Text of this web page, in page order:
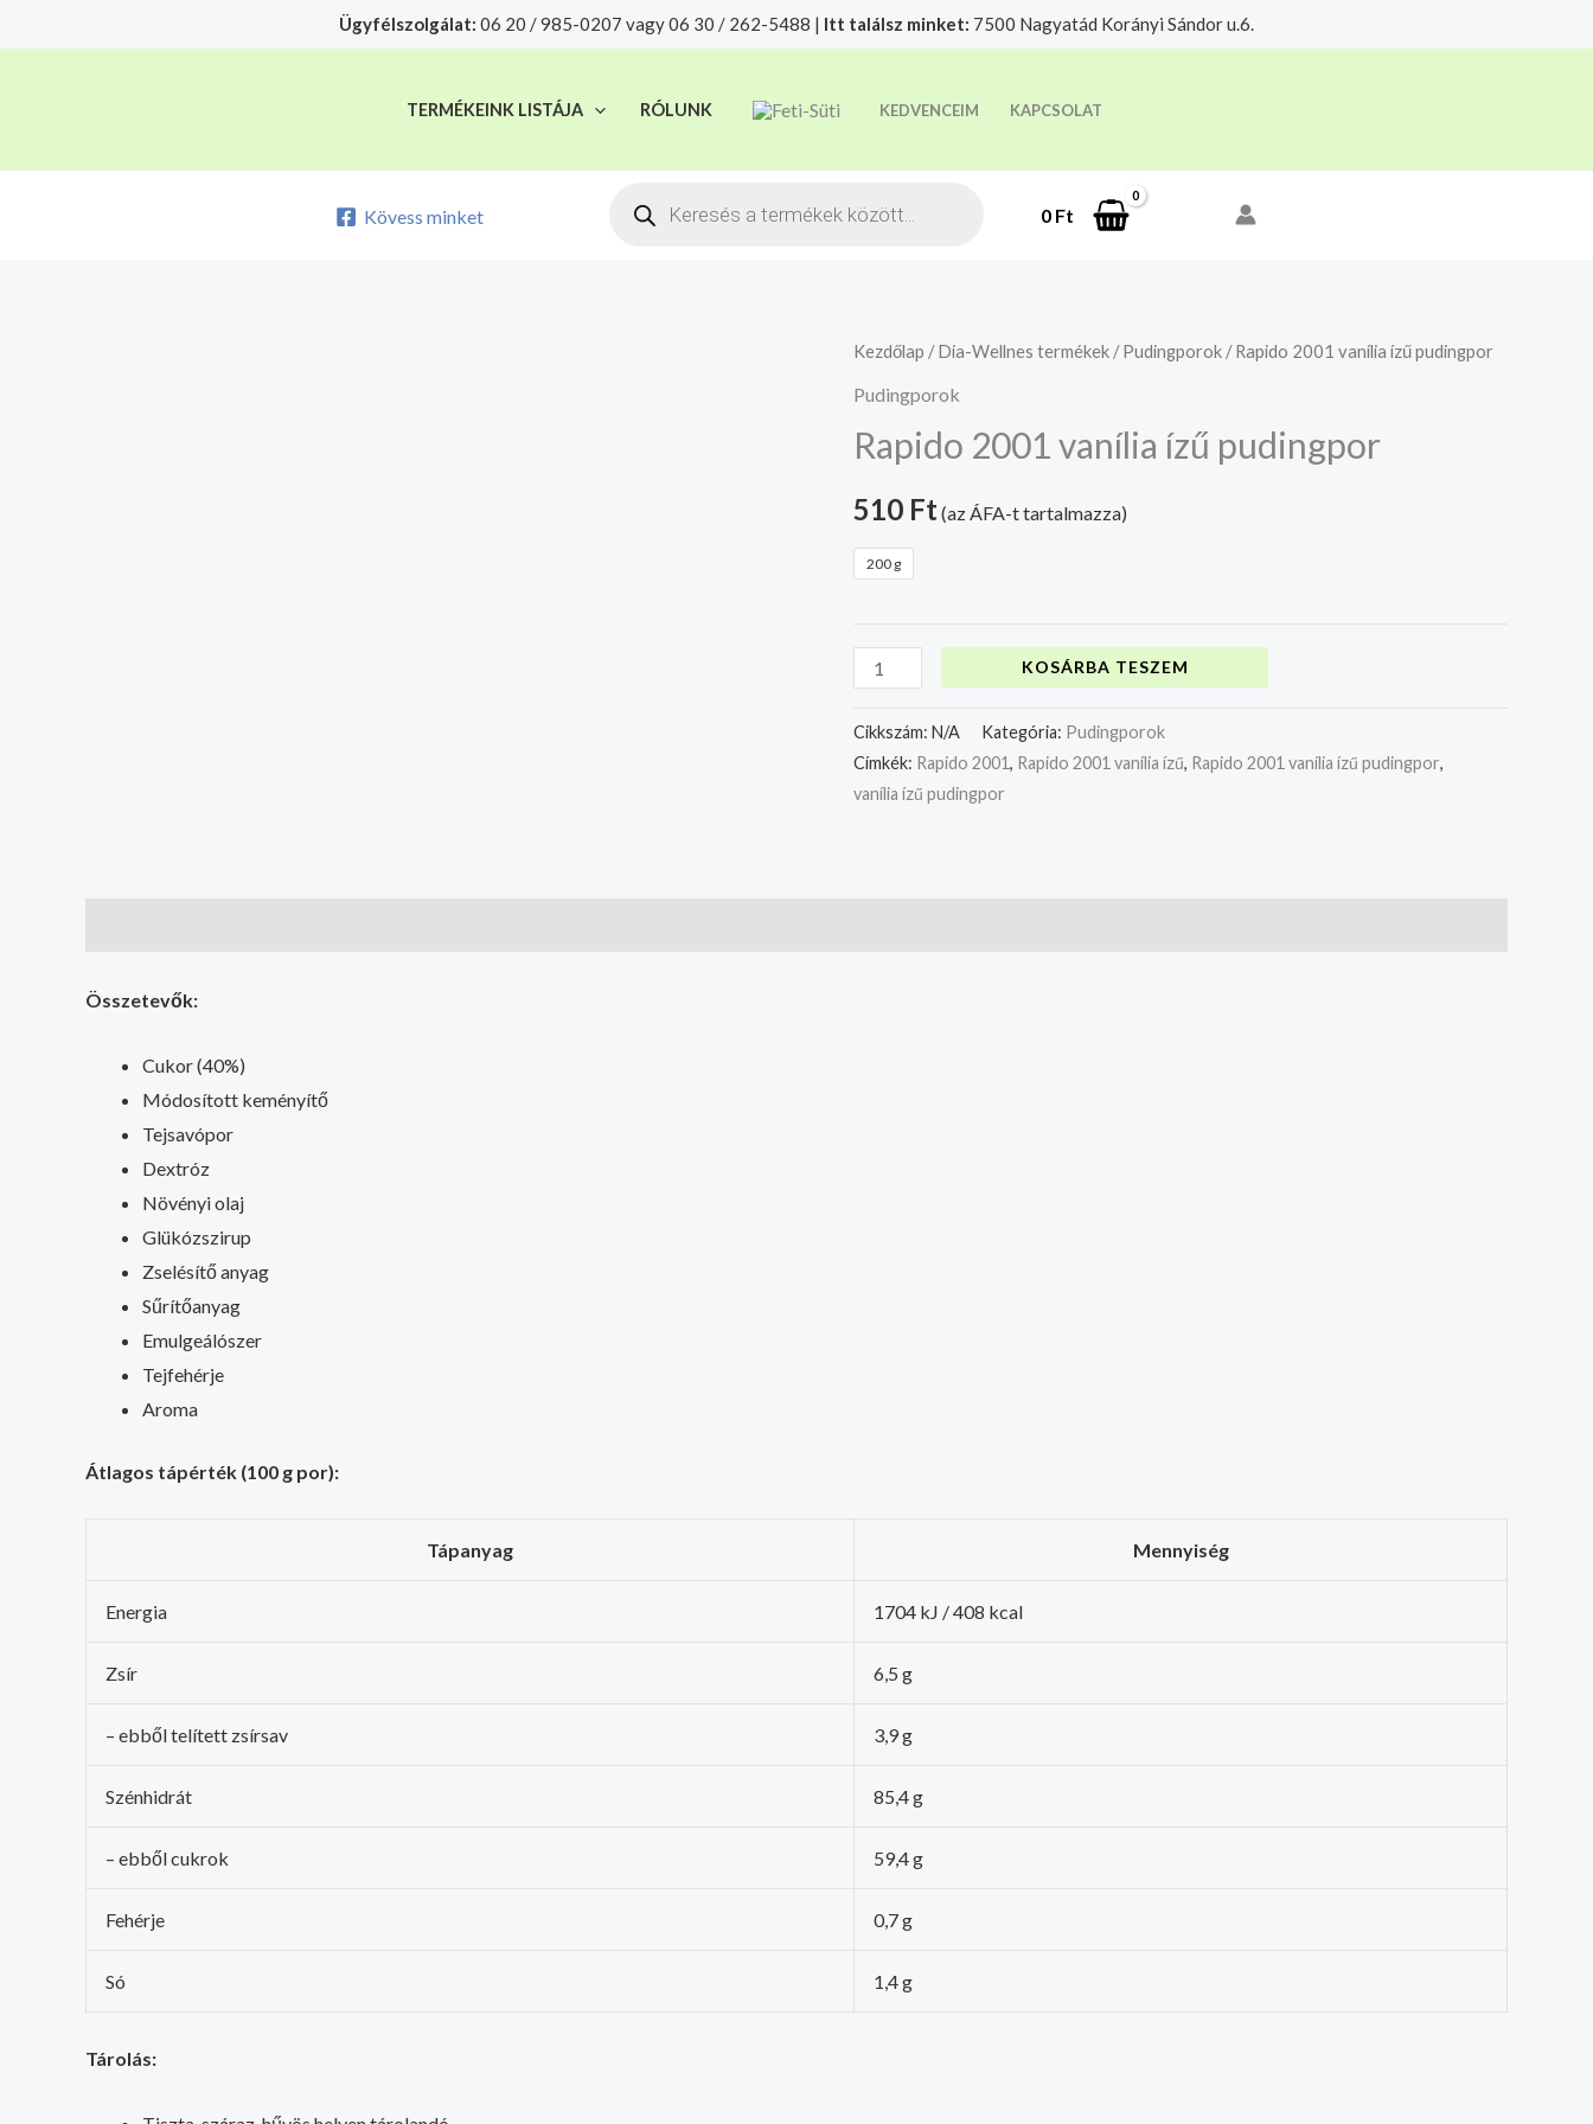
to
Ügyfélszolgálat: 06 20 / 985-0207 vagy 06 30 / 262-5488 | Itt találsz minket: 7500 Nagyatád Korányi Sándor u.6.
TERMÉKEINK LISTÁJA RÓLUNK KEDVENCEIM KAPCSOLAT
Kövess minket
Products
0 Ft
Kezdőlap /Dia-Wellnes termékek /Pudingporok / Rapido 2001 vanília ízű pudingpor
Pudingporok
Rapido 2001 vanília ízű pudingpor
510 Ft (az ÁFA-t tartalmazza)
200 g
Rapido
2001
ízű
mennyiség
KOSÁRBA TESZEM
Cikkszám: N/A Kategória: Pudingporok
Címkék: Rapido 2001, Rapido 2001 vanília ízű, Rapido 2001 vanília ízű pudingpor,
vanília ízű pudingpor
Összetevők:
Cukor (40%)
Módosított keményítő
Tejsavópor
Dextróz
Növényi olaj
Glükózszirup
Zselésítő anyag
Sűrítőanyag
Emulgeálószer
Tejfehérje
Aroma
Átlagos tápérték (100 g por):
Tápanyag Mennyiség
Energia 1704 kJ / 408 kcal
Zsír 6,5 g
– ebből telített zsírsav 3,9 g
Szénhidrát 85,4 g
– ebből cukrok 59,4 g
Fehérje 0,7 g
Só 1,4 g
Tárolás:
A mélyhűtött termékeket csakis saját felelősségre adjuk át futárszolgálatnak, tekintettel a feloldási időre.